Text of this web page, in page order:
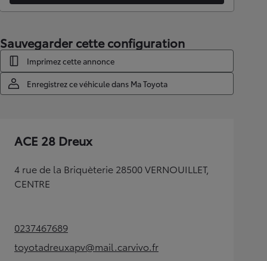
Sauvegarder cette configuration
Imprimez cette annonce
Enregistrez ce véhicule dans Ma Toyota
ACE 28 Dreux
4 rue de la Briquèterie 28500 VERNOUILLET,
CENTRE
0237467689(Opens in new tab)
toyotadreuxapv@mail.carvivo.fr
(Opens in new tab)